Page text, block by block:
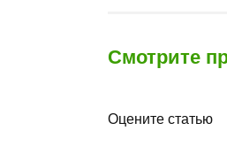
Смотрите
Оцените статью